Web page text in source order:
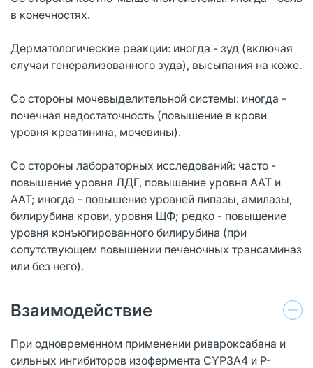
в конечностях.
Дерматологические реакции: иногда - зуд (включая
случаи генерализованного зуда), высыпания на коже.
Со стороны мочевыделительной системы: иногда -
почечная недостаточность (повышение в крови
уровня креатинина, мочевины).
Со стороны лабораторных исследований: часто -
повышение уровня ЛДГ, повышение уровня ААТ и
ААТ; иногда - повышение уровней липазы, амилазы,
билирубина крови, уровня ЩФ; редко - повышение
уровня конъюгированного билирубина (при
сопутствующем повышении печеночных трансаминаз
или без него).
Взаимодействие
При одновременном применении ривароксабана и
сильных ингибиторов изофермента CYP3A4 и P-